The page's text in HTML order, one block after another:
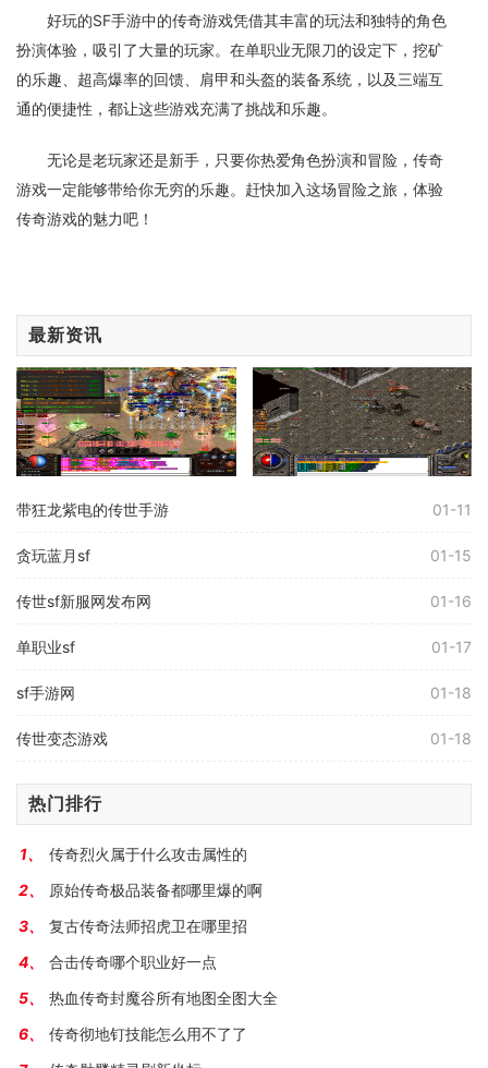
好玩的SF手游中的传奇游戏凭借其丰富的玩法和独特的角色
扮演体验，吸引了大量的玩家。在单职业无限刀的设定下，挖矿
的乐趣、超高爆率的回馈、肩甲和头盔的装备系统，以及三端互
通的便捷性，都让这些游戏充满了挑战和乐趣。
无论是老玩家还是新手，只要你热爱角色扮演和冒险，传奇
游戏一定能够带给你无穷的乐趣。赶快加入这场冒险之旅，体验
传奇游戏的魅力吧！
最新资讯
带狂龙紫电的传世手游 01-11
贪玩蓝月sf 01-15
传世sf新服网发布网 01-16
单职业sf 01-17
sf手游网 01-18
传世变态游戏 01-18
热门排行
传奇烈火属于什么攻击属性的
原始传奇极品装备都哪里爆的啊
复古传奇法师招虎卫在哪里招
合击传奇哪个职业好一点
热血传奇封魔谷所有地图全图大全
传奇彻地钉技能怎么用不了了